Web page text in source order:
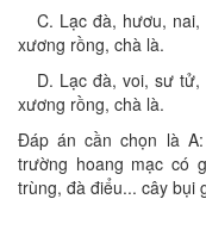
C. Lạc đà, hươu, nai,
xương rồng, chà là.
D. Lạc đà, voi, sư tử,
xương rồng, chà là.
Đáp án cần chọn là
trường hoang mạc có
trùng, đà điểu... cây bụi